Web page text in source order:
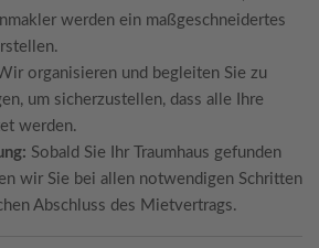
werden ein maßgeschneidertes
organisieren und begleiten Sie zu
um sicherzustellen, dass alle Ihre
werden.
Sobald Sie Ihr Traumhaus gefunden
wir Sie bei allen notwendigen Schritten
Abschluss des Mietvertrags.